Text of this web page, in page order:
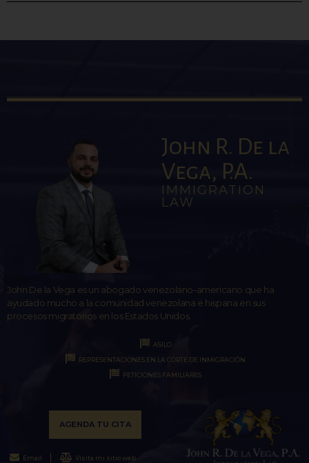
John R. De la
Vega, P.A.
IMMIGRATION
LAW
John De la Vega es un abogado venezolano-americano que ha
ayudado mucho a la comunidad venezolana e hispana en sus
procesos migratorios en los Estados Unidos.
ASILO
REPRESENTACIONES EN LA CORTE DE INMIGRACIÓN
PETICIONES FAMILIARES
AGENDA TU CITA
Email Visita mi sitio web